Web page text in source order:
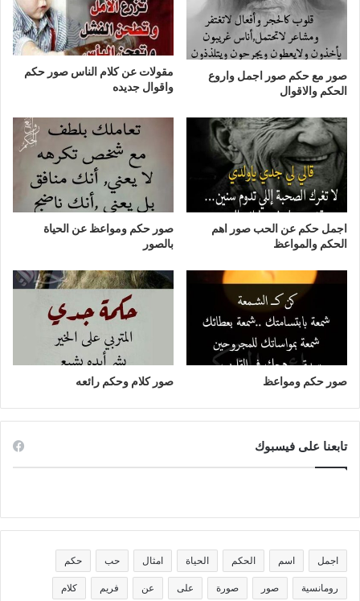
صور مع حكم صور اجمل واروع
الحكم والاقوال
مقولات عن كلام الناس صور حكم
واقوال جديده
اجمل حكم عن الحب صور اهم
الحكم والمواعظ
صور حكم ومواعظ عن الحياة
بالصور
صور حكم ومواعظ صور كلام وحكم رائعه
تابعنا على فيسبوك
اجمل اسم الحكم الحياة امثال حب حكم
رومانسية صور صورة على عن فريم كلام